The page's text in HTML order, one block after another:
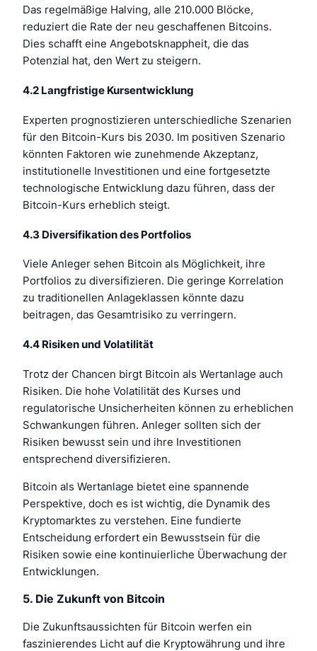
Das regelmäßige Halving, alle 210.000 Blöcke,
reduziert die Rate der neu geschaffenen Bitcoins.
Dies schafft eine Angebotsknappheit, die das
Potenzial hat, den Wert zu steigern.
4.2 Langfristige Kursentwicklung
Experten prognostizieren unterschiedliche Szenarien
für den Bitcoin-Kurs bis 2030. Im positiven Szenario
könnten Faktoren wie zunehmende Akzeptanz,
institutionelle Investitionen und eine fortgesetzte
technologische Entwicklung dazu führen, dass der
Bitcoin-Kurs erheblich steigt.
4.3 Diversifikation des Portfolios
Viele Anleger sehen Bitcoin als Möglichkeit, ihre
Portfolios zu diversifizieren. Die geringe Korrelation
zu traditionellen Anlageklassen könnte dazu
beitragen, das Gesamtrisiko zu verringern.
4.4 Risiken und Volatilität
Trotz der Chancen birgt Bitcoin als Wertanlage auch
Risiken. Die hohe Volatilität des Kurses und
regulatorische Unsicherheiten können zu erheblichen
Schwankungen führen. Anleger sollten sich der
Risiken bewusst sein und ihre Investitionen
entsprechend diversifizieren.
Bitcoin als Wertanlage bietet eine spannende
Perspektive, doch es ist wichtig, die Dynamik des
Kryptomarktes zu verstehen. Eine fundierte
Entscheidung erfordert ein Bewusstsein für die
Risiken sowie eine kontinuierliche Überwachung der
Entwicklungen.
5. Die Zukunft von Bitcoin
Die Zukunftsaussichten für Bitcoin werfen ein
faszinierendes Licht auf die Kryptowährung und ihre